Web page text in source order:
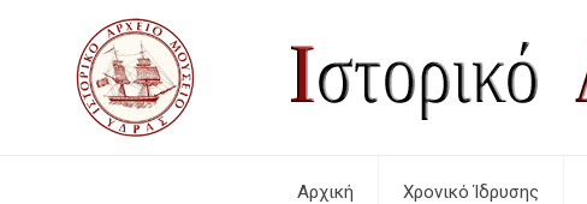
Αρχική Χρονικό Ίδρυσης